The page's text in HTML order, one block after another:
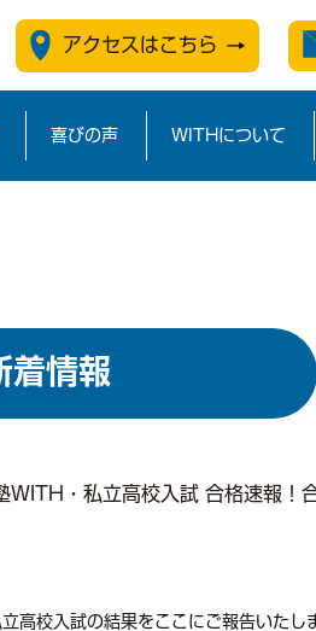
wp/index.php in/home/
アクセスはこちら
喜びの声 WITHについて
着情報
・私立高校入試 合格速報！
高校入試の結果をここにご報告いたし